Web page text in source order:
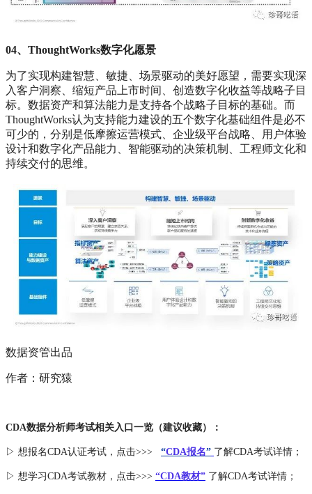
04、ThoughtWorks数字化愿景
为了实现构建智慧、敏捷、场景驱动的美好愿望，需要实现深
入客户洞察、缩短产品上市时间、创造数字化收益等战略子目
标。数据资产和算法能力是支持各个战略子目标的基础。而
ThoughtWorks认为支持能力建设的五个数字化基础组件是必不
可少的，分别是低摩擦运营模式、企业级平台战略、用户体验
设计和数字化产品能力、智能驱动的决策机制、工程师文化和
持续交付的思维。
数据资管出品
作者：研究猿
CDA数据分析师考试相关入口一览（建议收藏）：
▷ 想报名CDA认证考试，点击>>> “CDA报名” 了解CDA考试详情；
▷ 想学习CDA考试教材，点击>>> “CDA教材” 了解CDA考试详情；